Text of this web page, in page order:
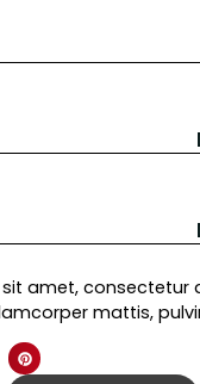
amet, consectetur
mattis,